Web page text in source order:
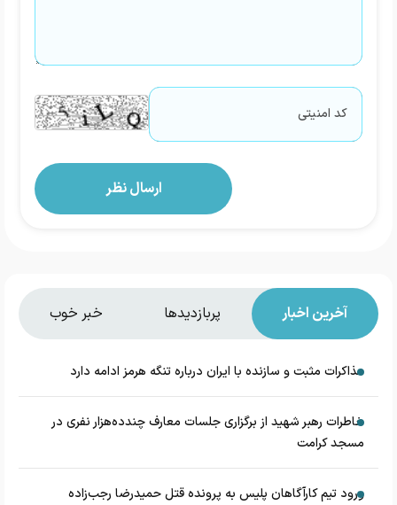
آخرین اخبار پربازدیدها خبر خوب
مذاکرات مثبت و سازنده با ایران درباره تنگه هرمز ادامه دارد
خاطرات رهبر شهید از برگزاری جلسات معارف چندده‌هزار نفری در
مسجد کرامت
ورود تیم کارآگاهان پلیس به پرونده قتل حمیدرضا رجب‌زاده